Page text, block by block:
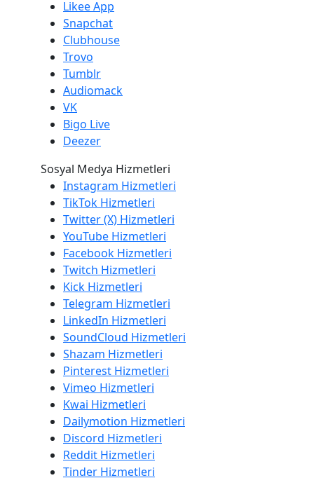
Likee App
Snapchat
Clubhouse
Trovo
Tumblr
Audiomack
VK
Bigo Live
Deezer
Sosyal Medya Hizmetleri
Instagram Hizmetleri
TikTok Hizmetleri
Twitter (X) Hizmetleri
YouTube Hizmetleri
Facebook Hizmetleri
Twitch Hizmetleri
Kick Hizmetleri
Telegram Hizmetleri
LinkedIn Hizmetleri
SoundCloud Hizmetleri
Shazam Hizmetleri
Pinterest Hizmetleri
Vimeo Hizmetleri
Kwai Hizmetleri
Dailymotion Hizmetleri
Discord Hizmetleri
Reddit Hizmetleri
Tinder Hizmetleri